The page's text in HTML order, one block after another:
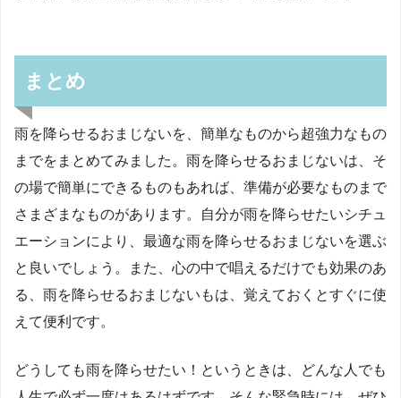
まとめ
雨を降らせるおまじないを、簡単なものから超強力なもの
までをまとめてみました。雨を降らせるおまじないは、そ
の場で簡単にできるものもあれば、準備が必要なものまで
さまざまなものがあります。自分が雨を降らせたいシチュ
エーションにより、最適な雨を降らせるおまじないを選ぶ
と良いでしょう。また、心の中で唱えるだけでも効果のあ
る、雨を降らせるおまじないもは、覚えておくとすぐに使
えて便利です。
どうしても雨を降らせたい！というときは、どんな人でも